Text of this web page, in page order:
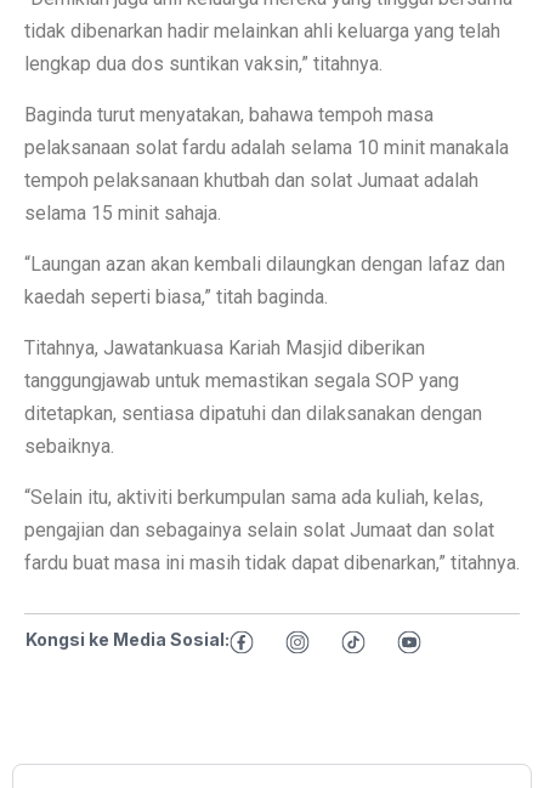
tidak dibenarkan hadir melainkan ahli keluarga yang telah
lengkap dua dos suntikan vaksin,” titahnya.
Baginda turut menyatakan, bahawa tempoh masa
pelaksanaan solat fardu adalah selama 10 minit manakala
tempoh pelaksanaan khutbah dan solat Jumaat adalah
selama 15 minit sahaja.
“Laungan azan akan kembali dilaungkan dengan lafaz dan
kaedah seperti biasa,” titah baginda.
Titahnya, Jawatankuasa Kariah Masjid diberikan
tanggungjawab untuk memastikan segala SOP yang
ditetapkan, sentiasa dipatuhi dan dilaksanakan dengan
sebaiknya.
“Selain itu, aktiviti berkumpulan sama ada kuliah, kelas,
pengajian dan sebagainya selain solat Jumaat dan solat
fardu buat masa ini masih tidak dapat dibenarkan,” titahnya.
Kongsi ke Media Sosial: